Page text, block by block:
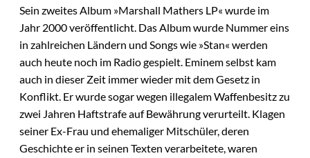
Sein zweites Album »Marshall Mathers LP« wurde im
Jahr 2000 veröffentlicht. Das Album wurde Nummer eins
in zahlreichen Ländern und Songs wie »Stan« werden
auch heute noch im Radio gespielt. Eminem selbst kam
auch in dieser Zeit immer wieder mit dem Gesetz in
Konflikt. Er wurde sogar wegen illegalem Waffenbesitz zu
zwei Jahren Haftstrafe auf Bewährung verurteilt. Klagen
seiner Ex-Frau und ehemaliger Mitschüler, deren
Geschichte er in seinen Texten verarbeitete, waren